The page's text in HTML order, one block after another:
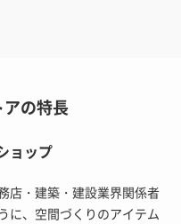
アの特長
ョップ
店・建築・建設業界関係者
に、空間づくりのアイテム